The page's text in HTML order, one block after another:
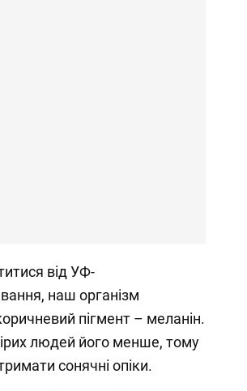
від УФ-
наш організм
пігмент – меланін.
людей його менше, тому
сонячні опіки.